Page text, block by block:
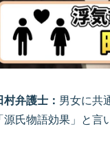
村弁護士： 男女に共
「源氏物語効果」と言